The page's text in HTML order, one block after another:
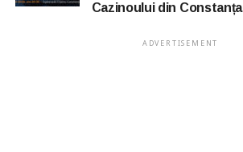
Cazinoului din Constanța
ADVERTISEMENT